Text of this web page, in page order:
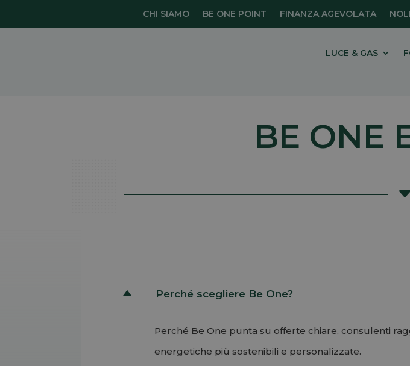
CHI SIAMO BE ONE POINT FINANZA AGEVOLATA
LUCE & GAS
BE ONE
C
D Perché scegliere Be One?
Perché Be One punta su offerte chiare, consulenti
energetiche più sostenibili e personalizzate.